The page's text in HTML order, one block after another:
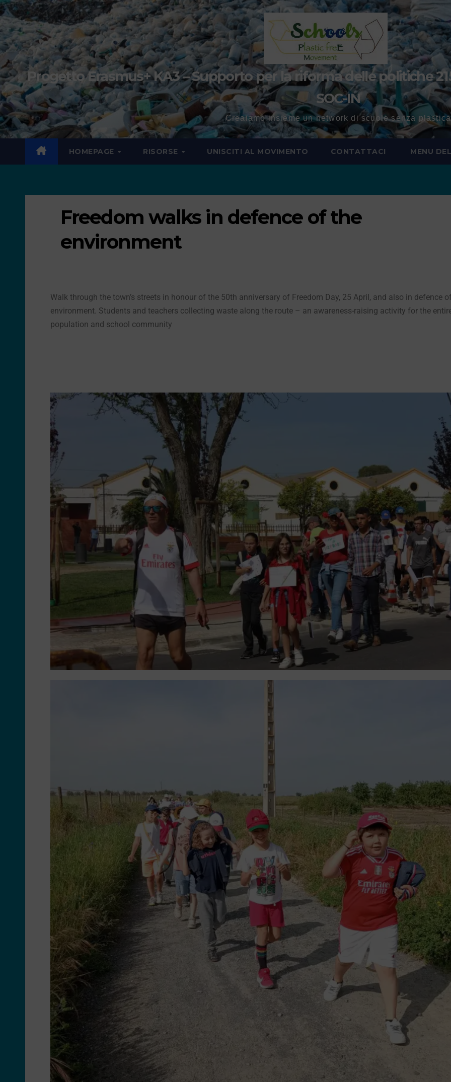
Progetto Erasmus+ KA3 – Supporto per la riforma delle politiche
SOC-IN
Creaiamo insieme un network di scuole senza plastica
HOMEPAGE RISORSE UNISCITI AL MOVIMENTO CONTATTACI MENU
Freedom walks in defence of the
environment
Walk through the town’s streets in honour of the 50th anniversary of Freedom Day, 25 April, and also in defence
environment. Students and teachers collecting waste along the route – an awareness-raising activity for the
population and school community
the